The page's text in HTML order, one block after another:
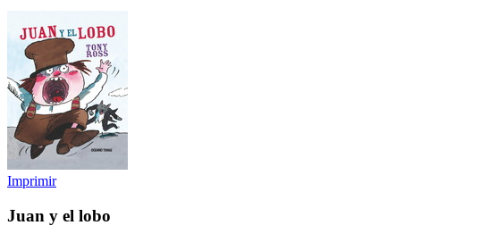
Imprimir
Juan y el lobo